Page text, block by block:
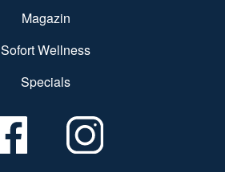
Magazin
Sofort Wellness
Specials